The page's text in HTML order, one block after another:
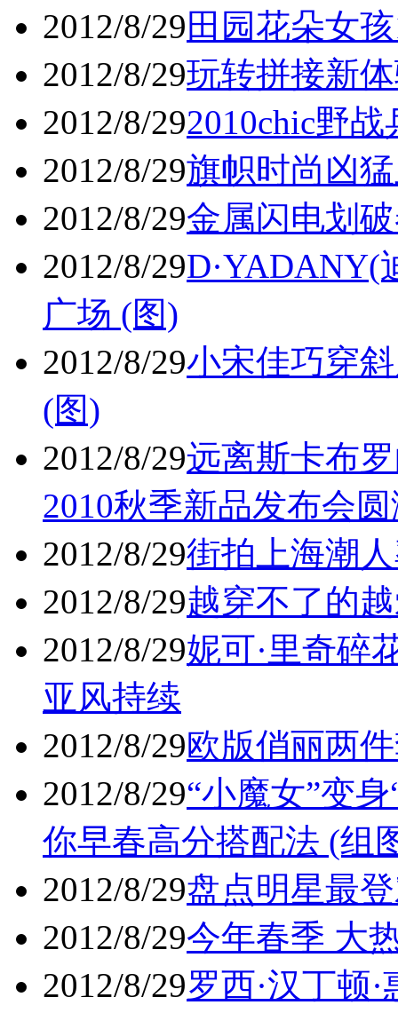
2012/8/29田园花朵女
2012/8/29玩转拼接新
2012/8/292010chic野
2012/8/29旗帜时尚凶
2012/8/29金属闪电划
2012/8/29D·YADANY(
广场 (图)
2012/8/29小宋佳巧穿
(图)
2012/8/29远离斯卡布
2010秋季新品发布会
2012/8/29街拍上海潮
2012/8/29越穿不了的
2012/8/29妮可·里奇碎
亚风持续
2012/8/29欧版俏丽两
2012/8/29“小魔女”变身
你早春高分搭配法 (组
2012/8/29盘点明星最
2012/8/29今年春季 大
2012/8/29罗西·汉丁顿